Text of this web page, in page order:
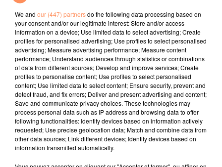
pensait pas que cette habitude puisse poser problème
jusqu'à ce qu'elle reçoive le nouveau code
vestimentaire de l'établissement après quelques
semaines de travail :"Les femmes doivent porter soit
un débardeur, soit un soutien-gorge sous leur
chemise de travail".
Serveuse en extérieur, sous de fortes chaleurs, elle
refuse se se plier à la règle et de porter un débardeur.
Alors qu'elle tentait de l'expliquer à son manageur, il
aurait invoqué la nécessité de la protéger:"Je sais ce
qu'il se passe dans le club de golf quand l'alcool est
de la partie",aurait-il dit à Schell. Refusant de se plier
au code, elle a été renvoyée.
We and our (447) partnersdo the following data processing based on
your consent and/or our legitimate interest: Store and/or access
information on a device; Use limited data to select advertising; Create
profiles for personalised advertising; Use profiles to select personalised
advertising; Measure advertising performance; Measure content
performance; Understand audiences through statistics or combinations
of data from different sources; Develop and improve services; Create
profiles to personalise content; Use profiles to select personalised
content; Use limited data to select content; Ensure security, prevent and
detect fraud, and fix errors; Deliver and present advertising and content;
Save and communicate privacy choices. These technologies may
process personal data such as IP address and browsing data to offer
following functionalities: Identify devices based on information actively
requested; Use precise geolocation data; Match and combine data from
other data sources; Link different devices; Identify devices based on
information transmitted automatically.